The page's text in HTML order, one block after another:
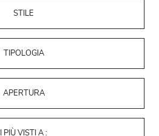
STILE
TIPOLOGIA
APERTURA
I PIÙ VISTI A :